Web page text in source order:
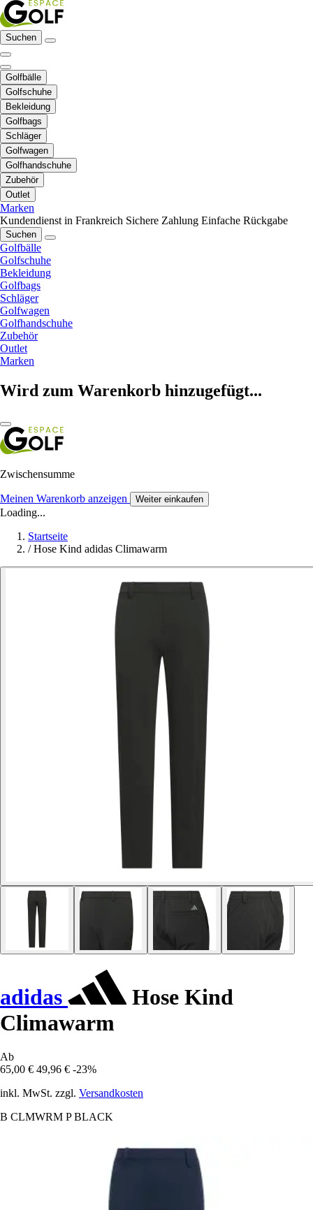
Suchen
Golfbälle
Golfschuhe
Bekleidung
Golfbags
Schläger
Golfwagen
Golfhandschuhe
Zubehör
Outlet
Marken
Kundendienst in Frankreich Sichere Zahlung Einfache Rückgabe
Suchen
Golfbälle
Golfschuhe
Bekleidung
Golfbags
Schläger
Golfwagen
Golfhandschuhe
Zubehör
Outlet
Marken
Wird zum Warenkorb hinzugefügt...
Zwischensumme
Meinen Warenkorb anzeigen Weiter einkaufen
Loading...
Startseite
/ Hose Kind adidas Climawarm
adidas
Hose Kind
Climawarm
Ab
65,00 € 49,96 € -23%
inkl. MwSt. zzgl. Versandkosten
B CLMWRM P BLACK